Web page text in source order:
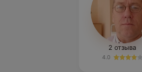
2 отзыва
4.0